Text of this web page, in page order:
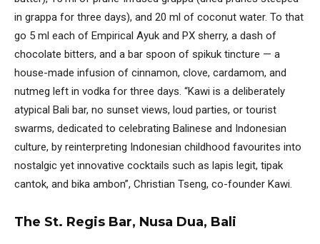
in grappa for three days), and 20 ml of coconut water. To that
go 5 ml each of Empirical Ayuk and PX sherry, a dash of
chocolate bitters, and a bar spoon of spikuk tincture — a
house-made infusion of cinnamon, clove, cardamom, and
nutmeg left in vodka for three days. “Kawi is a deliberately
atypical Bali bar, no sunset views, loud parties, or tourist
swarms, dedicated to celebrating Balinese and Indonesian
culture, by reinterpreting Indonesian childhood favourites into
nostalgic yet innovative cocktails such as lapis legit, tipak
cantok, and bika ambon”, Christian Tseng, co-founder Kawi.
The St. Regis Bar, Nusa Dua, Bali